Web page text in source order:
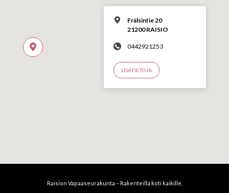
Frälsintie 20
21200 RAISIO
0442921253
LISÄTIETOJA
Raision Vapaaseurakunta – Rakenteilla koti kaikille.